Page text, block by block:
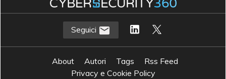
Seguici
About Autori Tags
Rss Feed
Privacy e Cookie Policy